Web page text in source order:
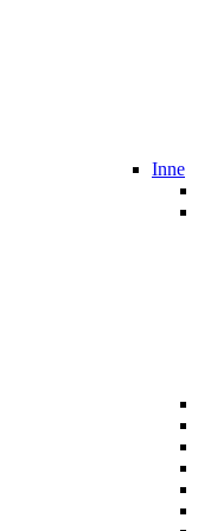
Inne